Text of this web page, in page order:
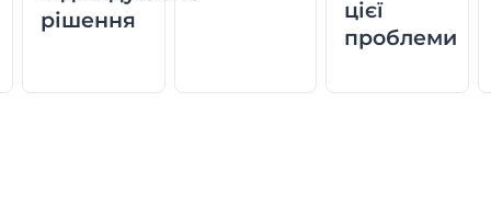
рішення
цієї
проблеми